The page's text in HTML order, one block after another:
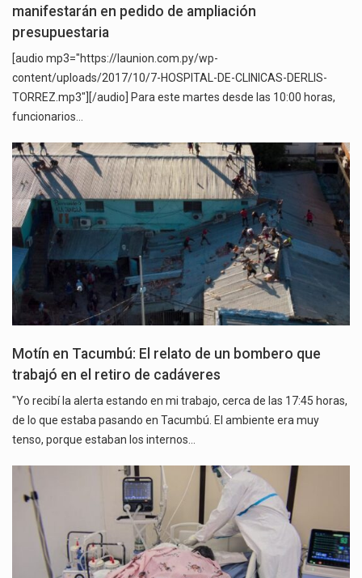
manifestarán en pedido de ampliación
presupuestaria
[audio mp3="https://launion.com.py/wp-
content/uploads/2017/10/7-HOSPITAL-DE-CLINICAS-DERLIS-
TORREZ.mp3"][/audio] Para este martes desde las 10:00 horas,
funcionarios…
Motín en Tacumbú: El relato de un bombero que
trabajó en el retiro de cadáveres
"Yo recibí la alerta estando en mi trabajo, cerca de las 17:45 horas,
de lo que estaba pasando en Tacumbú. El ambiente era muy
tenso, porque estaban los internos…